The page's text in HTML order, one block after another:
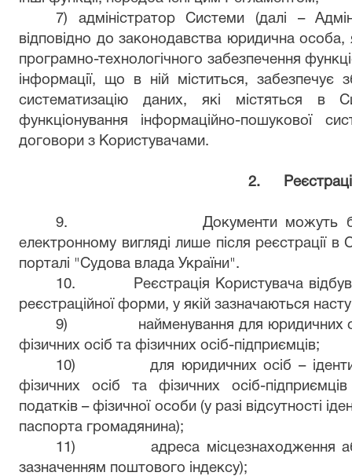
7) адміністратор Системи (далі –
відповідно до законодавства юридична особа,
програмно-технологічного забезпечення
інформації, що в ній міститься, забезпечує
систематизацію даних, які містяться в
функціонування інформаційно-пошукової
договори з Користувачами.
2.
9.
Документи можуть
електронному вигляді лише після реєстрації
порталі "Судова влада України".
10.
Реєстрація Користувача
реєстраційної форми, у якій зазначаються
9)
найменування для юридичних
фізичних осіб та фізичних осіб-підприємців;
10)
для юридичних осіб –
фізичних осіб та фізичних осіб-
податків – фізичної особи (у разі відсутності
паспорта громадянина);
11)
адреса місцезнаходження
зазначенням поштового індексу);